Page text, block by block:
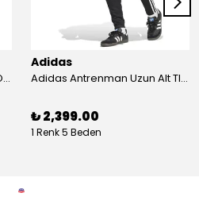
Adidas Antrenman Mont TIRO24 WINT JKT IJ7388
Adidas
Adidas Antrenman Uzun Alt TIRO ES PNT JD0442
₺ 2,399.00
1 Renk 5 Beden